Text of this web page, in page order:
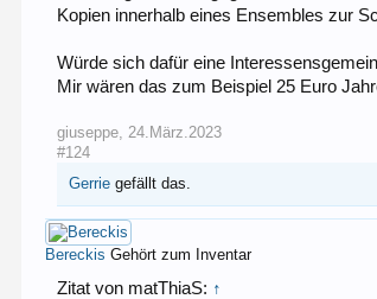
Kopien innerhalb eines Ensembles zur
Würde sich dafür eine
Mir wären das zum Beispiel 25 Euro
giuseppe 24.März.2023
#124
Gerrie gefällt das.
Bereckis Gehört zum Inventar
Zitat von matThiaS: ↑